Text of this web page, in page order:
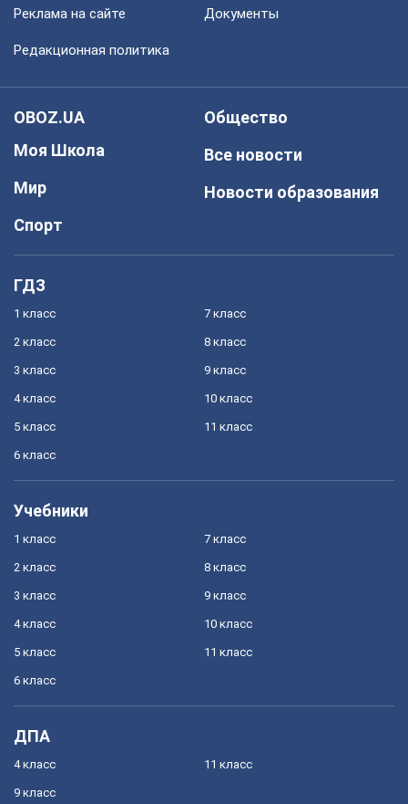
Реклама на сайте Документы
Редакционная политика
OBOZ.UA
Моя Школа
Мир
Спорт
Общество
Все новости
Новости образования
ГДЗ
1 класс
2 класс
3 класс
4 класс
5 класс
6 класс
7 класс
8 класс
9 класс
10 класс
11 класс
Учебники
1 класс
2 класс
3 класс
4 класс
5 класс
6 класс
7 класс
8 класс
9 класс
10 класс
11 класс
ДПА
4 класс
9 класс
11 класс